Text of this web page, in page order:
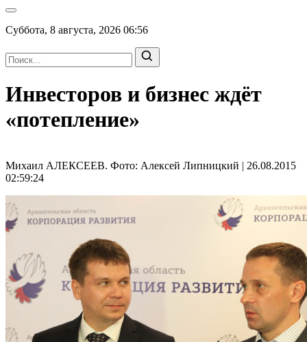
Суббота, 8 августа, 2026 06:56
Инвесторов и бизнес ждёт
«потепление»
Михаил АЛЕКСЕЕВ. Фото: Алексей Липницкий | 26.08.2015
02:59:24